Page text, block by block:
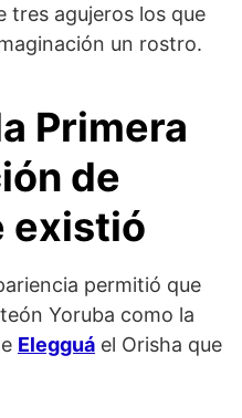
tres agujeros los que
un rostro.
Primera
de
existió
permitió que
Yoruba como la
Elegguá el Orisha que